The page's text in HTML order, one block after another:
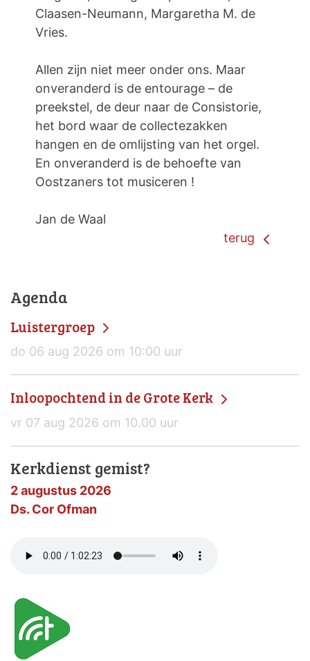
Claasen-Neumann, Margaretha M. de
Vries.
Allen zijn niet meer onder ons. Maar
onveranderd is de entourage – de
preekstel, de deur naar de Consistorie,
het bord waar de collectezakken
hangen en de omlijsting van het orgel.
En onveranderd is de behoefte van
Oostzaners tot musiceren !
Jan de Waal
terug
Agenda
Luistergroep
do 06 aug 2026 om 10:00 uur
Inloopochtend in de Grote Kerk
vr 07 aug 2026 om 10.00 uur
Kerkdienst gemist?
2 augustus 2026
Ds. Cor Ofman